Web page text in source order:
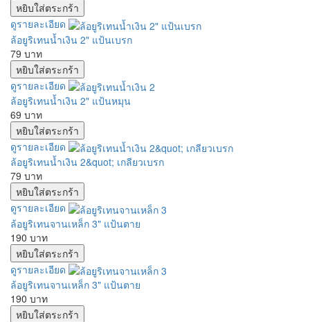
ดูรายละเอียด
ล้อยูริเทนน้ำเงิน 2" แป้นเบรก
79 บาท
ดูรายละเอียด
ล้อยูริเทนน้ำเงิน 2" แป้นหมุน
69 บาท
ดูรายละเอียด
ล้อยูริเทนน้ำเงิน 2&quot; เกลียวเบรก
79 บาท
ดูรายละเอียด
ล้อยูริเทนจานเหล็ก 3" แป้นตาย
190 บาท
ดูรายละเอียด
ล้อยูริเทนจานเหล็ก 3" แป้นตาย
190 บาท